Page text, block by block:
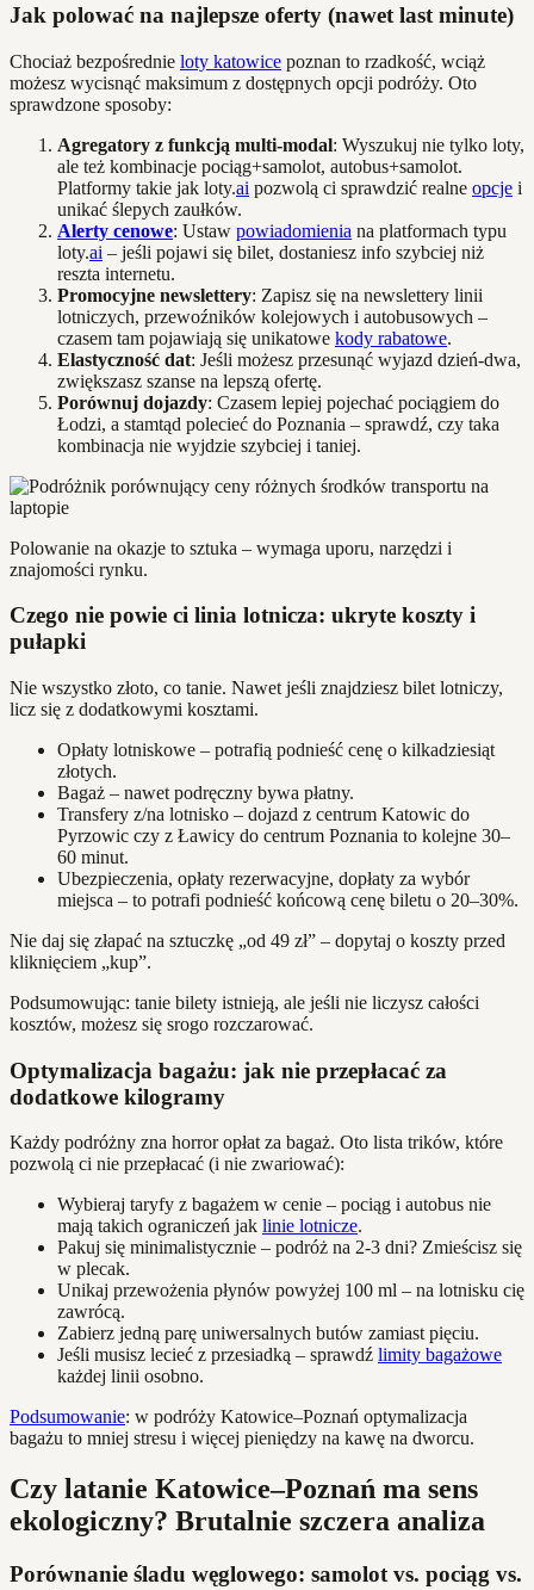
Jak polować na najlepsze oferty (nawet last minute)
Chociaż bezpośrednie loty katowice poznan to rzadkość, wciąż
możesz wycisnąć maksimum z dostępnych opcji podróży. Oto
sprawdzone sposoby:
Agregatory z funkcją multi-modal: Wyszukuj nie tylko loty,
ale też kombinacje pociąg+samolot, autobus+samolot.
Platformy takie jak loty.ai pozwolą ci sprawdzić realne opcje i
unikać ślepych zaułków.
Alerty cenowe: Ustaw powiadomienia na platformach typu
loty.ai – jeśli pojawi się bilet, dostaniesz info szybciej niż
reszta internetu.
Promocyjne newslettery: Zapisz się na newslettery linii
lotniczych, przewoźników kolejowych i autobusowych –
czasem tam pojawiają się unikatowe kody rabatowe.
Elastyczność dat: Jeśli możesz przesunąć wyjazd dzień-dwa,
zwiększasz szanse na lepszą ofertę.
Porównuj dojazdy: Czasem lepiej pojechać pociągiem do
Łodzi, a stamtąd polecieć do Poznania – sprawdź, czy taka
kombinacja nie wyjdzie szybciej i taniej.
Polowanie na okazje to sztuka – wymaga uporu, narzędzi i
znajomości rynku.
Czego nie powie ci linia lotnicza: ukryte koszty i
pułapki
Nie wszystko złoto, co tanie. Nawet jeśli znajdziesz bilet lotniczy,
licz się z dodatkowymi kosztami.
Opłaty lotniskowe – potrafią podnieść cenę o kilkadziesiąt
złotych.
Bagaż – nawet podręczny bywa płatny.
Transfery z/na lotnisko – dojazd z centrum Katowic do
Pyrzowic czy z Ławicy do centrum Poznania to kolejne 30–
60 minut.
Ubezpieczenia, opłaty rezerwacyjne, dopłaty za wybór
miejsca – to potrafi podnieść końcową cenę biletu o 20–30%.
Nie daj się złapać na sztuczkę „od 49 zł” – dopytaj o koszty przed
kliknięciem „kup”.
Podsumowując: tanie bilety istnieją, ale jeśli nie liczysz całości
kosztów, możesz się srogo rozczarować.
Optymalizacja bagażu: jak nie przepłacać za
dodatkowe kilogramy
Każdy podróżny zna horror opłat za bagaż. Oto lista trików, które
pozwolą ci nie przepłacać (i nie zwariować):
Wybieraj taryfy z bagażem w cenie – pociąg i autobus nie
mają takich ograniczeń jak linie lotnicze.
Pakuj się minimalistycznie – podróż na 2-3 dni? Zmieścisz się
w plecak.
Unikaj przewożenia płynów powyżej 100 ml – na lotnisku cię
zawrócą.
Zabierz jedną parę uniwersalnych butów zamiast pięciu.
Jeśli musisz lecieć z przesiadką – sprawdź limity bagażowe
każdej linii osobno.
Podsumowanie: w podróży Katowice–Poznań optymalizacja
bagażu to mniej stresu i więcej pieniędzy na kawę na dworcu.
Czy latanie Katowice–Poznań ma sens
ekologiczny? Brutalnie szczera analiza
Porównanie śladu węglowego: samolot vs. pociąg vs.